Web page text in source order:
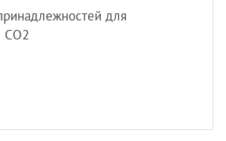
для